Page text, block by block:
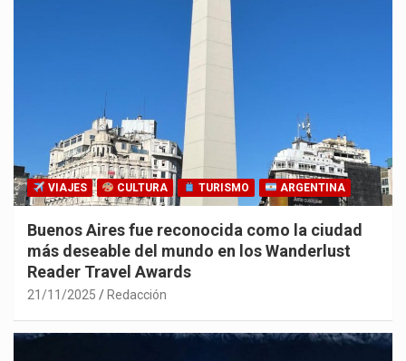
VIAJES CULTURA TURISMO ARGENTINA
Buenos Aires fue reconocida como la ciudad
más deseable del mundo en los Wanderlust
Reader Travel Awards
21/11/2025 Redacción